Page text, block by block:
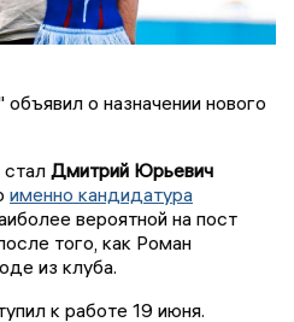
о назначении нового
стал Дмитрий Юрьевич
именно кандидатура
вероятной на пост
того, как Роман
из клуба.
к работе 19 июня.